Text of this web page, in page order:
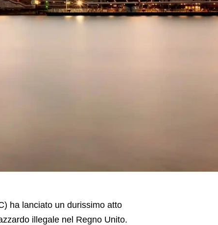
ha lanciato un durissimo atto
illegale nel Regno Unito.